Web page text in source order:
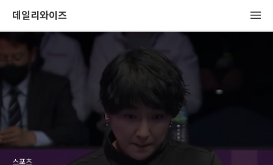
데일리와이즈
스포츠